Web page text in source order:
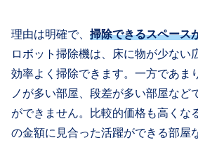
理由は明確で、 掃除できるスペース
ロボット掃除機は、床に物が少ない
効率よく掃除できます。一方であま
ノが多い部屋、段差が多い部屋など
ができません。比較的価格も高くな
の金額に見合った活躍ができる部屋